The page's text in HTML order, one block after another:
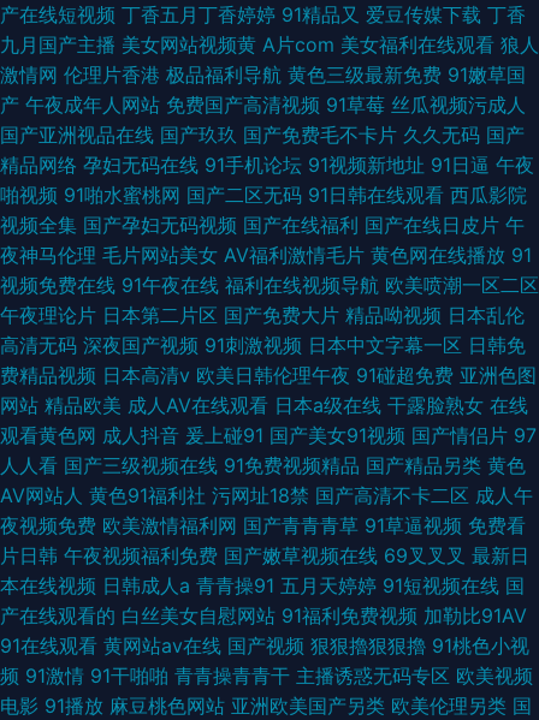
产在线短视频 丁香五月丁香婷婷 91精品又 爱豆传媒下载 丁香
九月国产主播 美女网站视频黄 A片com 美女福利在线观看 狼人
激情网 伦理片香港 极品福利导航 黄色三级最新免费 91嫩草国
产 午夜成年人网站 免费国产高清视频 91草莓 丝瓜视频污成人
国产亚洲视品在线 国产玖玖 国产免费毛不卡片 久久无码 国产
精品网络 孕妇无码在线 91手机论坛 91视频新地址 91日逼 午夜
啪视频 91啪水蜜桃网 国产二区无码 91日韩在线观看 西瓜影院
视频全集 国产孕妇无码视频 国产在线福利 国产在线日皮片 午
夜神马伦理 毛片网站美女 AV福利激情毛片 黄色网在线播放 91
视频免费在线 91午夜在线 福利在线视频导航 欧美喷潮一区二区
午夜理论片 日本第二片区 国产免费大片 精品呦视频 日本乱伦
高清无码 深夜国产视频 91刺激视频 日本中文字幕一区 日韩免
费精品视频 日本高清v 欧美日韩伦理午夜 91碰超免费 亚洲色图
网站 精品欧美 成人AV在线观看 日本a级在线 干露脸熟女 在线
观看黄色网 成人抖音 爰上碰91 国产美女91视频 国产情侣片 97
人人看 国产三级视频在线 91免费视频精品 国产精品另类 黄色
AV网站人 黄色91福利社 污网址18禁 国产高清不卡二区 成人午
夜视频免费 欧美激情福利网 国产青青青草 91草逼视频 免费看
片日韩 午夜视频福利免费 国产嫩草视频在线 69叉叉叉 最新日
本在线视频 日韩成人a 青青操91 五月天婷婷 91短视频在线 国
产在线观看的 白丝美女自慰网站 91福利免费视频 加勒比91AV
91在线观看 黄网站av在线 国产视频 狠狠擼狠狠擼 91桃色小视
频 91激情 91干啪啪 青青操青青干 主播诱惑无码专区 欧美视频
电影 91播放 麻豆桃色网站 亚洲欧美国产另类 欧美伦理另类 国